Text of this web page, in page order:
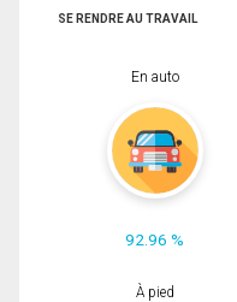
SE RENDRE AU TRAVAIL
En auto
92.96 %
À pied